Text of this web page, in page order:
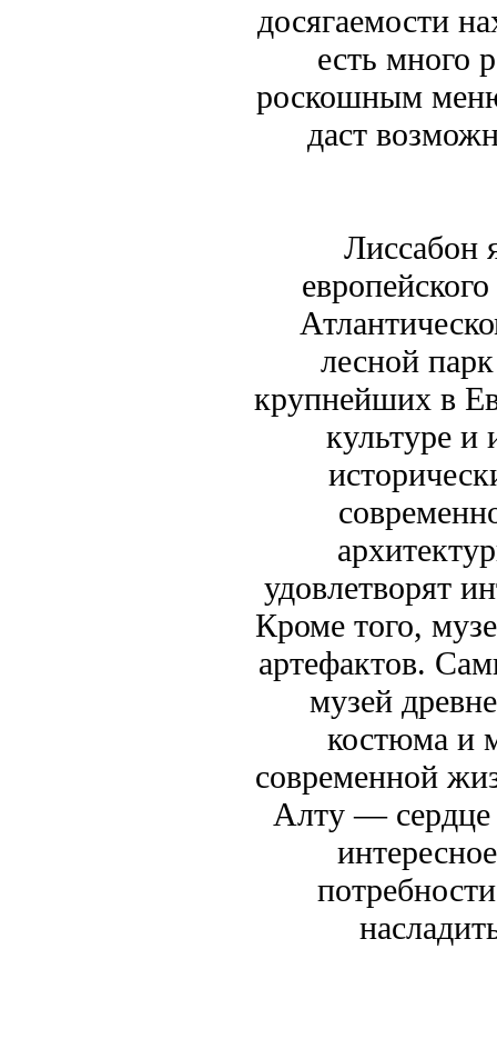
досягаемости
есть много
роскошным
даст
Лиссабон
лесной
крупнейших в
культуре и
удовлетворят
Кроме того,
артефактов.
музей
костюма и
современной
Алту — сердце